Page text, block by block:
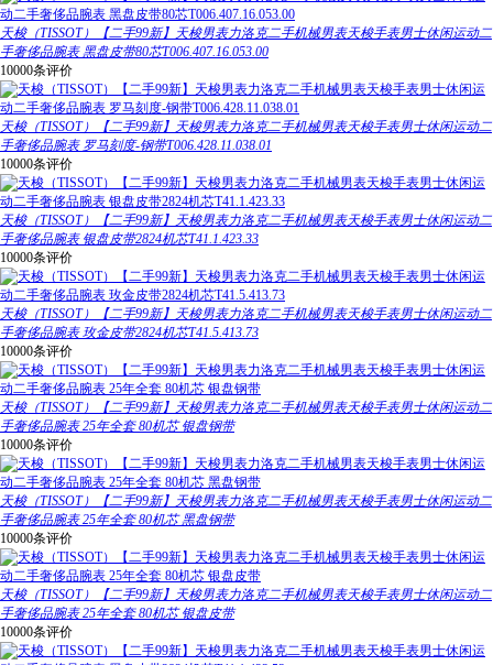
天梭（TISSOT）【二手99新】天梭男表力洛克二手机械男表天梭手表男士休闲运动二
手奢侈品腕表 黑盘皮带80芯T006.407.16.053.00
10000条评价
天梭（TISSOT）【二手99新】天梭男表力洛克二手机械男表天梭手表男士休闲运动二
手奢侈品腕表 罗马刻度-钢带T006.428.11.038.01
10000条评价
天梭（TISSOT）【二手99新】天梭男表力洛克二手机械男表天梭手表男士休闲运动二
手奢侈品腕表 银盘皮带2824机芯T41.1.423.33
10000条评价
天梭（TISSOT）【二手99新】天梭男表力洛克二手机械男表天梭手表男士休闲运动二
手奢侈品腕表 玫金皮带2824机芯T41.5.413.73
10000条评价
天梭（TISSOT）【二手99新】天梭男表力洛克二手机械男表天梭手表男士休闲运动二
手奢侈品腕表 25年全套 80机芯 银盘钢带
10000条评价
天梭（TISSOT）【二手99新】天梭男表力洛克二手机械男表天梭手表男士休闲运动二
手奢侈品腕表 25年全套 80机芯 黑盘钢带
10000条评价
天梭（TISSOT）【二手99新】天梭男表力洛克二手机械男表天梭手表男士休闲运动二
手奢侈品腕表 25年全套 80机芯 银盘皮带
10000条评价